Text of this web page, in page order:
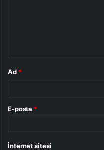
Ad *
E-posta *
İnternet sitesi